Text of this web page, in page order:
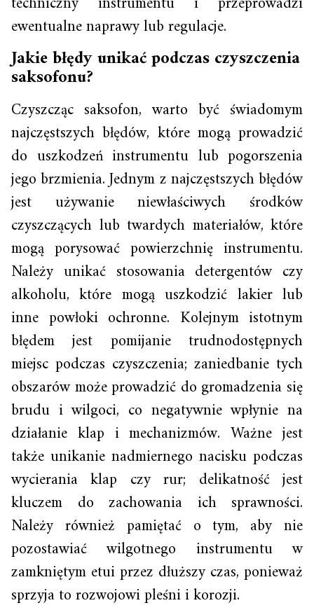
ewentualne naprawy lub regulacje.
Jakie błędy unikać podczas czyszczenia
saksofonu?
Czyszcząc saksofon, warto być świadomym
najczęstszych błędów, które mogą prowadzić
do uszkodzeń instrumentu lub pogorszenia
jego brzmienia. Jednym z najczęstszych błędów
jest używanie niewłaściwych środków
czyszczących lub twardych materiałów, które
mogą porysować powierzchnię instrumentu.
Należy unikać stosowania detergentów czy
alkoholu, które mogą uszkodzić lakier lub
inne powłoki ochronne. Kolejnym istotnym
błędem jest pomijanie trudnodostępnych
miejsc podczas czyszczenia; zaniedbanie tych
obszarów może prowadzić do gromadzenia się
brudu i wilgoci, co negatywnie wpłynie na
działanie klap i mechanizmów. Ważne jest
także unikanie nadmiernego nacisku podczas
wycierania klap czy rur; delikatność jest
kluczem do zachowania ich sprawności.
Należy również pamiętać o tym, aby nie
pozostawiać wilgotnego instrumentu w
zamkniętym etui przez dłuższy czas, ponieważ
sprzyja to rozwojowi pleśni i korozji.